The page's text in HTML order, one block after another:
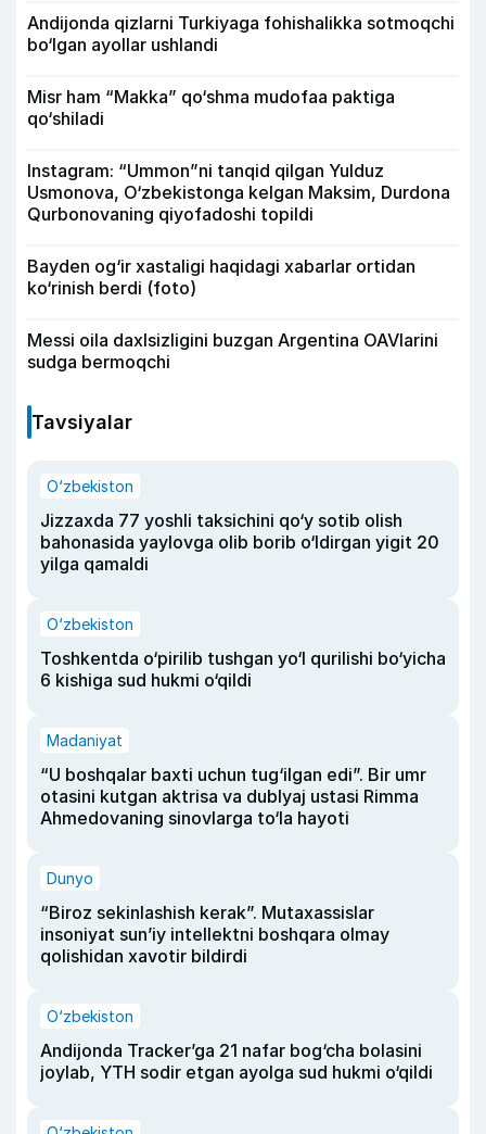
Andijonda qizlarni Turkiyaga fohishalikka sotmoqchi
bo‘lgan ayollar ushlandi
Misr ham “Makka” qo‘shma mudofaa paktiga
qo‘shiladi
Instagram: “Ummon”ni tanqid qilgan Yulduz
Usmonova, O‘zbekistonga kelgan Maksim, Durdona
Qurbonovaning qiyofadoshi topildi
Bayden og‘ir xastaligi haqidagi xabarlar ortidan
ko‘rinish berdi (foto)
Messi oila daxlsizligini buzgan Argentina OAVlarini
sudga bermoqchi
Tavsiyalar
O‘zbekiston
Jizzaxda 77 yoshli taksichini qo‘y sotib olish
bahonasida yaylovga olib borib o‘ldirgan yigit 20
yilga qamaldi
O‘zbekiston
Toshkentda o‘pirilib tushgan yo‘l qurilishi bo‘yicha
6 kishiga sud hukmi o‘qildi
Madaniyat
“U boshqalar baxti uchun tug‘ilgan edi”. Bir umr
otasini kutgan aktrisa va dublyaj ustasi Rimma
Ahmedovaning sinovlarga to‘la hayoti
Dunyo
“Biroz sekinlashish kerak”. Mutaxassislar
insoniyat sun’iy intellektni boshqara olmay
qolishidan xavotir bildirdi
O‘zbekiston
Andijonda Tracker’ga 21 nafar bog‘cha bolasini
joylab, YTH sodir etgan ayolga sud hukmi o‘qildi